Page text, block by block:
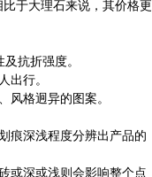
于大理石来说，其价格更
抗折强度。
出行。
格迥异的图案。
痕深浅程度分辨出产品的
或深或浅则会影响整个点